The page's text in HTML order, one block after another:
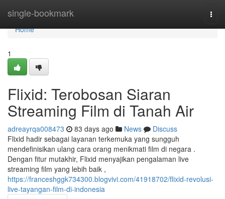
single-bookmark
Home
Home
1
Flixid: Terobosan Siaran
Streaming Film di Tanah Air
adreayrqa008473 83 days ago News
Discuss
Flixid hadir sebagai layanan terkemuka yang sungguh
mendefinisikan ulang cara orang menikmati film di negara .
Dengan fitur mutakhir, Flixid menyajikan pengalaman live
streaming film yang lebih baik ,
https://franceshggk734300.blogvivi.com/41918702/flixid-revolusi-
live-tayangan-film-di-indonesia